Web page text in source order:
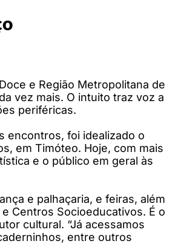
e Região Metropolitana de
vez mais. O intuito traz voz a
periféricas.
encontros, foi idealizado o
em Timóteo. Hoje, com mais
e o público em geral às
e palhaçaria, e feiras, além
Centros Socioeducativos. É o
cultural. “Já acessamos
entre outros